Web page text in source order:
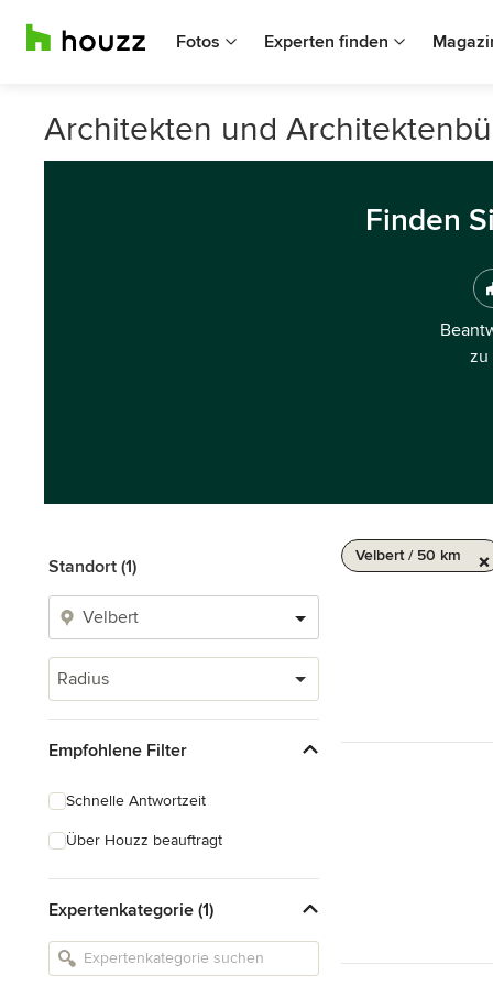
Fotos Experten finden
Architekten und
Finden
zu
Standort (1)
Radius
Empfohlene Filter
Schnelle Antwortzeit
Über Houzz beauftragt
Expertenkategorie (1)
Velbert / 50 km